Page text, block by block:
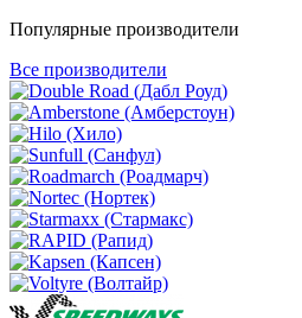
Популярные производители
Все производители